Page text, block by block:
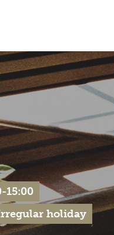
15:00
holiday